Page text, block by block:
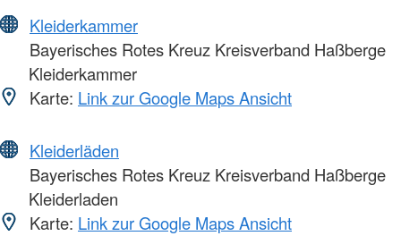
Kleiderkammer
Bayerisches Rotes Kreuz Kreisverband Haßberge
Kleiderkammer
Karte: Link zur Google Maps Ansicht
Kleiderläden
Bayerisches Rotes Kreuz Kreisverband Haßberge
Kleiderladen
Karte: Link zur Google Maps Ansicht